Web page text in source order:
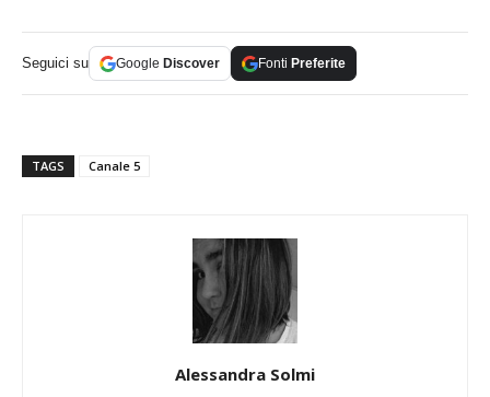
Seguici su Google Discover Fonti Preferite
TAGS Canale 5
Alessandra Solmi